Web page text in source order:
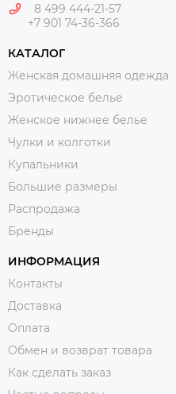
8 499 444-21-57
+7 901 74-36-366
КАТАЛОГ
Женская домашняя одежда
Эротическое белье
Женское нижнее белье
Чулки и колготки
Купальники
Большие размеры
Распродажа
Бренды
ИНФОРМАЦИЯ
Контакты
Доставка
Оплата
Обмен и возврат товара
Как сделать заказ